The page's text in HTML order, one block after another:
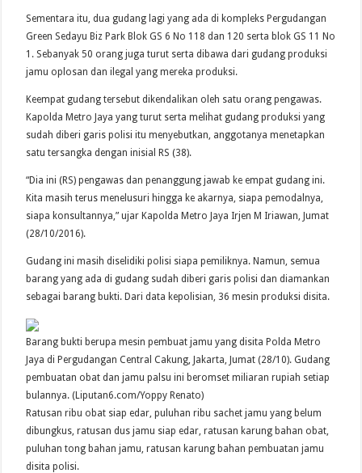
Sementara itu, dua gudang lagi yang ada di kompleks Pergudangan
Green Sedayu Biz Park Blok GS 6 No 118 dan 120 serta blok GS 11 No
1. Sebanyak 50 orang juga turut serta dibawa dari gudang produksi
jamu oplosan dan ilegal yang mereka produksi.
Keempat gudang tersebut dikendalikan oleh satu orang pengawas.
Kapolda Metro Jaya yang turut serta melihat gudang produksi yang
sudah diberi garis polisi itu menyebutkan, anggotanya menetapkan
satu tersangka dengan inisial RS (38).
“Dia ini (RS) pengawas dan penanggung jawab ke empat gudang ini.
Kita masih terus menelusuri hingga ke akarnya, siapa pemodalnya,
siapa konsultannya,” ujar Kapolda Metro Jaya Irjen M Iriawan, Jumat
(28/10/2016).
Gudang ini masih diselidiki polisi siapa pemiliknya. Namun, semua
barang yang ada di gudang sudah diberi garis polisi dan diamankan
sebagai barang bukti. Dari data kepolisian, 36 mesin produksi disita.
Barang bukti berupa mesin pembuat jamu yang disita Polda Metro
Jaya di Pergudangan Central Cakung, Jakarta, Jumat (28/10). Gudang
pembuatan obat dan jamu palsu ini beromset miliaran rupiah setiap
bulannya. (Liputan6.com/Yoppy Renato)
Ratusan ribu obat siap edar, puluhan ribu sachet jamu yang belum
dibungkus, ratusan dus jamu siap edar, ratusan karung bahan obat,
puluhan tong bahan jamu, ratusan karung bahan pembuatan jamu
disita polisi.